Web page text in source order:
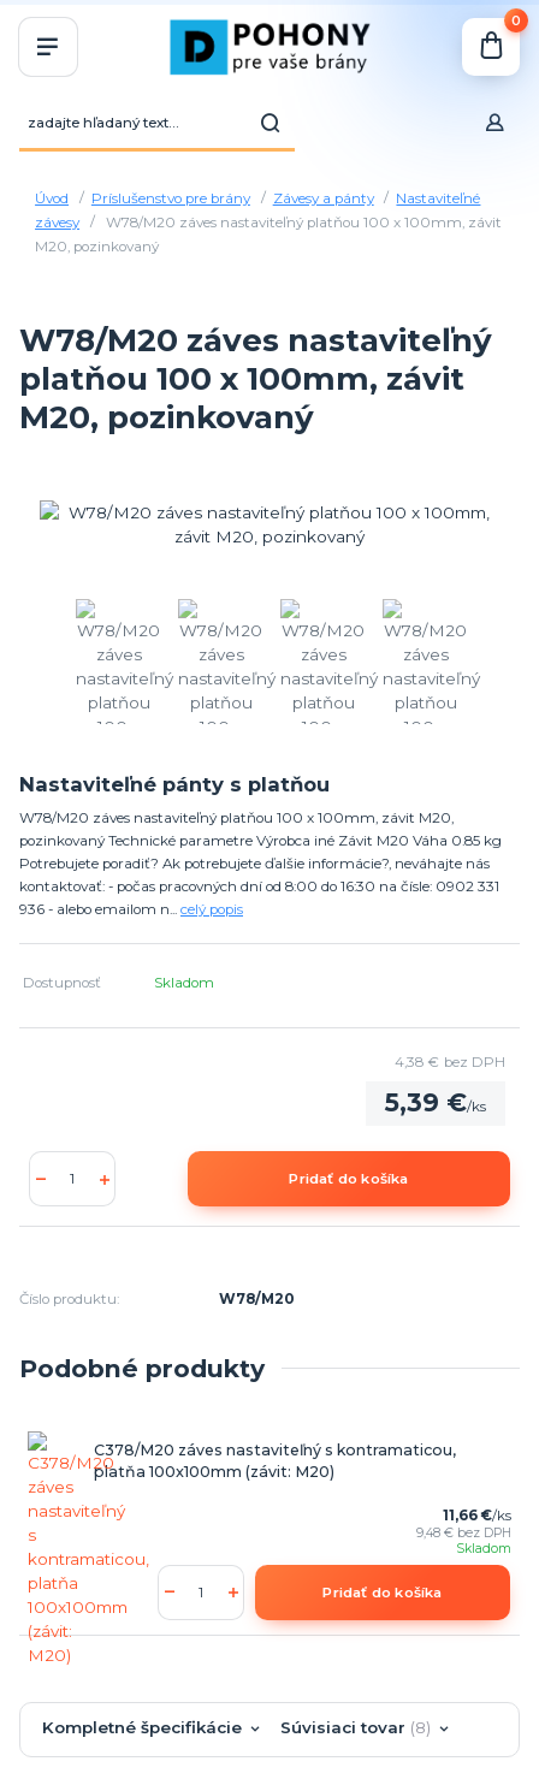
0
Úvod Príslušenstvo pre brány Závesy a pánty
Nastaviteľné
závesy
W78/M20 záves nastaviteľný platňou 100 x 100mm, závit
M20, pozinkovaný
W78/M20 záves nastaviteľný
platňou 100 x 100mm, závit
M20, pozinkovaný
Nastaviteľné pánty s platňou
W78/M20 záves nastaviteľný platňou 100 x 100mm, závit M20,
pozinkovaný Technické parametre Výrobca iné Závit M20 Váha 0.85 kg
Potrebujete poradiť? Ak potrebujete ďalšie informácie?, neváhajte nás
kontaktovať: - počas pracovných dní od 8:00 do 16:30 na čísle: 0902 331
936 - alebo emailom n... celý popis
Dostupnosť Skladom
5,39 €/ks
4,38 € bez DPH
Pridať do košíka
Číslo produktu: W78/M20
Podobné produkty
C378/M20 záves nastaviteľný s kontramaticou,
platňa 100x100mm (závit: M20)
11,66 €/ks
9,48 € bez DPH
Skladom
Pridať do košíka
Kompletné špecifikácie Súvisiaci tovar 8